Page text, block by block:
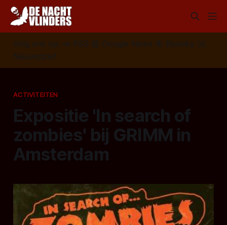
Volg ons op: 📣 RSS 📰 Google News 🦋 Bluesky
✉️
Nieuwsbrief
ACTIVITEITEN
Expositie 'In search of
zombies' bij GRIMM in
Amsterdam